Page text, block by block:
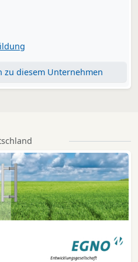
diesem Unternehmen